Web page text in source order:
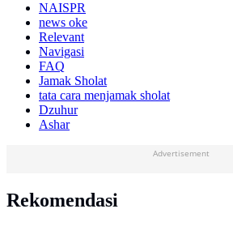
NAISPR
news oke
Relevant
Navigasi
FAQ
Jamak Sholat
tata cara menjamak sholat
Dzuhur
Ashar
Advertisement
Rekomendasi